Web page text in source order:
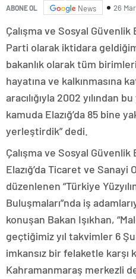
ABONE OL News 26
Çalışma ve Sosyal Güvenlik
Parti olarak iktidara
bakanlık olarak tüm
hayatına ve kalkınmasına
aracılığıyla 2002 yılından
kamuda Elazığ’da 85 bine
yerleştirdik” dedi.
Çalışma ve Sosyal Güvenlik
Elazığ’da Ticaret ve Sanayi
düzenlenen “Türkiye
Buluşmaları”nda iş
konuşan Bakan Işıkhan,
geçtiğimiz yıl takvimler 6
imkansız bir felaketle karşı
Kahramanmaraş merkezli